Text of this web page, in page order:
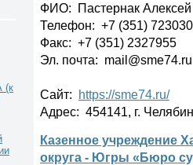
-
(к
ФИО: Пастернак Алексей
Телефон: +7 (351)
Факс: +7 (351) 2327955
Эл. почта:
Сайт:
https://sme74.ru/
Адрес: 454141, г.
Казенное учреждение
округа - Югры «Бюро